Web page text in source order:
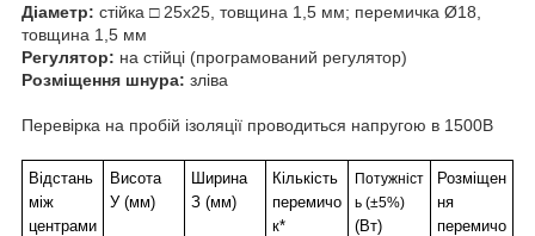
Діаметр: стійка □ 25х25, товщина 1,5 мм; перемичка Ø18,
товщина 1,5 мм
Регулятор: на стійці (програмований регулятор)
Розміщення шнура: зліва
Перевірка на пробій ізоляції проводиться напругою в 1500В
Відстань
між
центрами
Висота
У (мм)
Ширина
З (мм)
Кількість
перемичо
к*
Потужніст
ь (±5%)
(Вт)
Розміщен
ня
перемичо